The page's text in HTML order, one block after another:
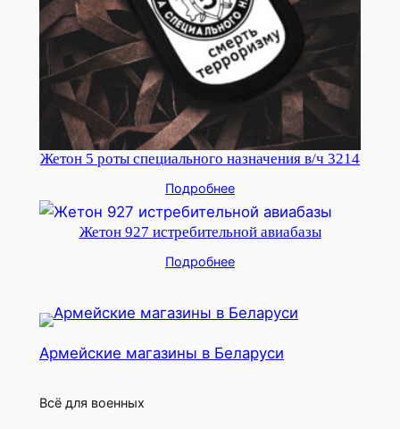
Жетон 5 роты специального назначения в/ч 3214
Подробнее
Жетон 927 истребительной авиабазы
Подробнее
Армейские магазины в Беларуси
Всё для военных